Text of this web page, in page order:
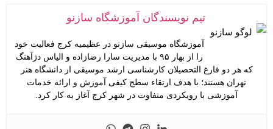
تیم نویسندگان آموزشگاه سازنو
آموزشگاه موسیقی سازنو در عظیمیه کرج فعالیت خود
را از بهار ۹۵ با مدیریت سارا رضازاده و الیاس دژآهنگ
که هر دو فارغ التحصیلان کارشناسی ارشد موسیقی از دانشگاه هنر
تهران هستند؛ با هدف ارتقاء سطح کیفی آموزش و ارائه خدمات
آموزشی با رویکردی متفاوت در شهر کرج آغاز به کار کرد.